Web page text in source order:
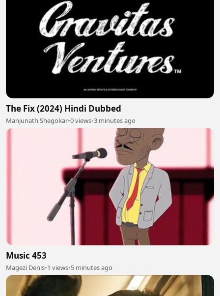
The Fix (2024) Hindi Dubbed
Manjunath Shegokar•0 views•3 minutes ago
Music 453
Magezi Denis•1 views•5 minutes ago